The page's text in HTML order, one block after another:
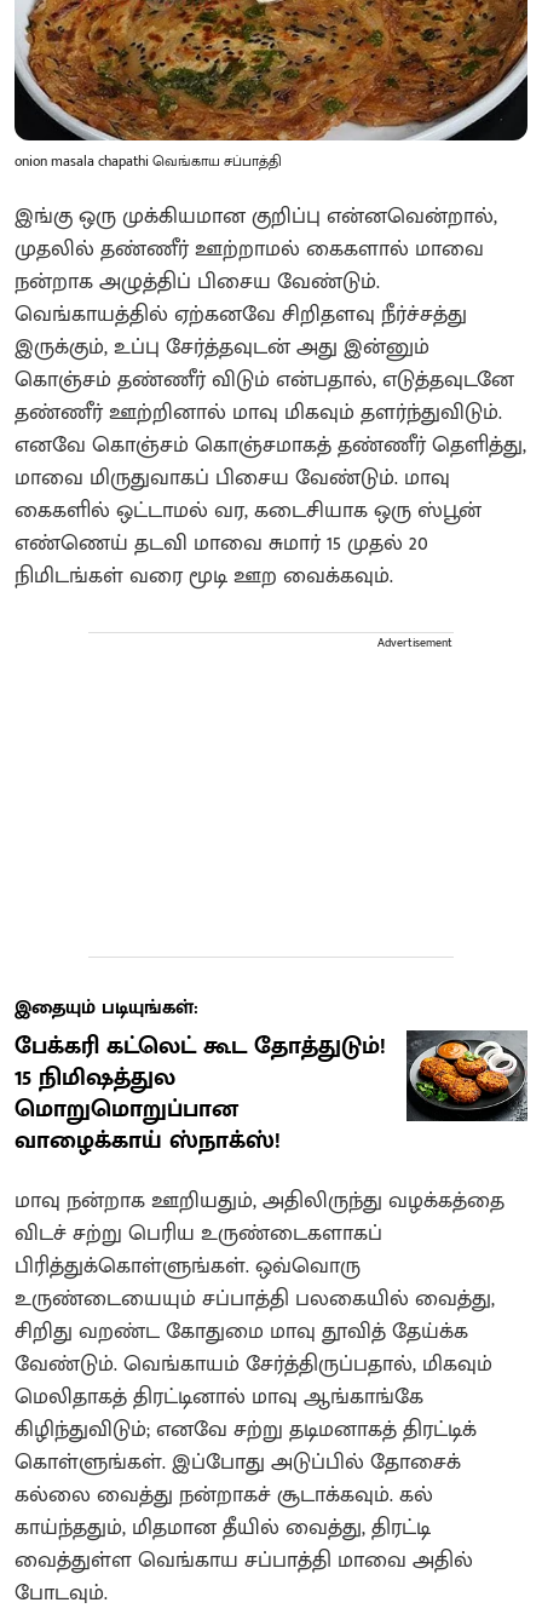
onion masala chapathi வெங்காய சப்பாத்தி
இங்கு ஒரு முக்கியமான குறிப்பு என்னவென்றால்,
முதலில் தண்ணீர் ஊற்றாமல் கைகளால் மாவை
நன்றாக அழுத்திப் பிசைய வேண்டும்.
வெங்காயத்தில் ஏற்கனவே சிறிதளவு நீர்ச்சத்து
இருக்கும், உப்பு சேர்த்தவுடன் அது இன்னும்
கொஞ்சம் தண்ணீர் விடும் என்பதால், எடுத்தவுடனே
தண்ணீர் ஊற்றினால் மாவு மிகவும் தளர்ந்துவிடும்.
எனவே கொஞ்சம் கொஞ்சமாகத் தண்ணீர் தெளித்து,
மாவை மிருதுவாகப் பிசைய வேண்டும். மாவு
கைகளில் ஒட்டாமல் வர, கடைசியாக ஒரு ஸ்பூன்
எண்ணெய் தடவி மாவை சுமார் 15 முதல் 20
நிமிடங்கள் வரை மூடி ஊற வைக்கவும்.
Advertisement
இதையும் படியுங்கள்:
பேக்கரி கட்லெட் கூட தோத்துடும்!
15 நிமிஷத்துல
மொறுமொறுப்பான
வாழைக்காய் ஸ்நாக்ஸ்!
மாவு நன்றாக ஊறியதும், அதிலிருந்து வழக்கத்தை
விடச் சற்று பெரிய உருண்டைகளாகப்
பிரித்துக்கொள்ளுங்கள். ஒவ்வொரு
உருண்டையையும் சப்பாத்தி பலகையில் வைத்து,
சிறிது வறண்ட கோதுமை மாவு தூவித் தேய்க்க
வேண்டும். வெங்காயம் சேர்த்திருப்பதால், மிகவும்
மெலிதாகத் திரட்டினால் மாவு ஆங்காங்கே
கிழிந்துவிடும்; எனவே சற்று தடிமனாகத் திரட்டிக்
கொள்ளுங்கள். இப்போது அடுப்பில் தோசைக்
கல்லை வைத்து நன்றாகச் சூடாக்கவும். கல்
காய்ந்ததும், மிதமான தீயில் வைத்து, திரட்டி
வைத்துள்ள வெங்காய சப்பாத்தி மாவை அதில்
போடவும்.